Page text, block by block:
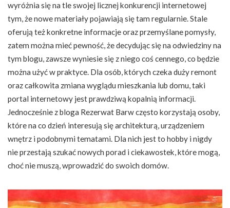
wyróżnia się na tle swojej licznej konkurencji internetowej
tym, że nowe materiały pojawiają się tam regularnie. Stale
oferują też konkretne informacje oraz przemyślane pomysły,
zatem można mieć pewność, że decydując się na odwiedziny na
tym blogu, zawsze wyniesie się z niego coś cennego, co będzie
można użyć w praktyce. Dla osób, których czeka duży remont
oraz całkowita zmiana wyglądu mieszkania lub domu, taki
portal internetowy jest prawdziwą kopalnią informacji.
Jednocześnie z bloga Rezerwat Barw często korzystają osoby,
które na co dzień interesują się architekturą, urządzeniem
wnętrz i podobnymi tematami. Dla nich jest to hobby i nigdy
nie przestają szukać nowych porad i ciekawostek, które mogą,
choć nie muszą, wprowadzić do swoich domów.